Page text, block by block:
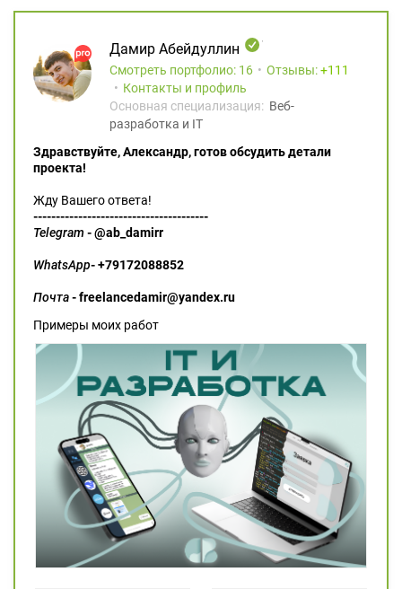
Дамир Абейдуллин
Смотреть портфолио: 16 Отзывы:
111
Контакты и профиль
Основная специализация: Веб-
разработка и IT
Здравствуйте, Александр, готов обсудить детали
проекта!
Жду Вашего ответа!
---------------------------------------
Telegram - @ab_damirr
WhatsApp- +79172088852
Почта- freelancedamir@yandex.ru
Примеры моих работ